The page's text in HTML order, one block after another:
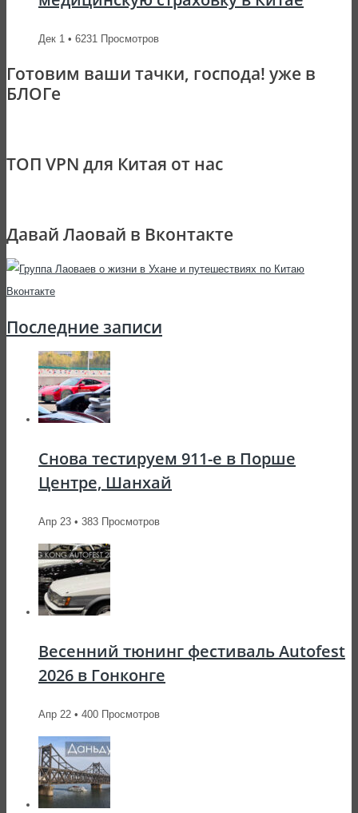
Дек 1 • 6231 Просмотров
Готовим ваши тачки, господа! уже в
БЛОГе
ТОП VPN для Китая от нас
Давай Лаовай в Вконтакте
Последние записи
Снова тестируем 911-е в Порше
Центре, Шанхай
Апр 23 • 383 Просмотров
Весенний тюнинг фестиваль Autofest
2026 в Гонконге
Апр 22 • 400 Просмотров